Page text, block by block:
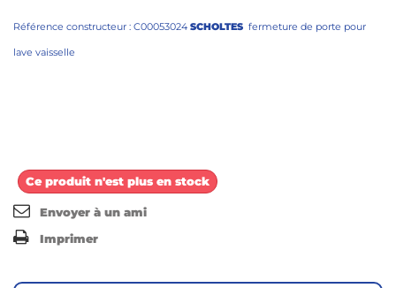
Référence constructeur : C00053024 SCHOLTES fermeture de porte pour
lave vaisselle
Ce produit n'est plus en stock
Envoyer à un ami
Imprimer